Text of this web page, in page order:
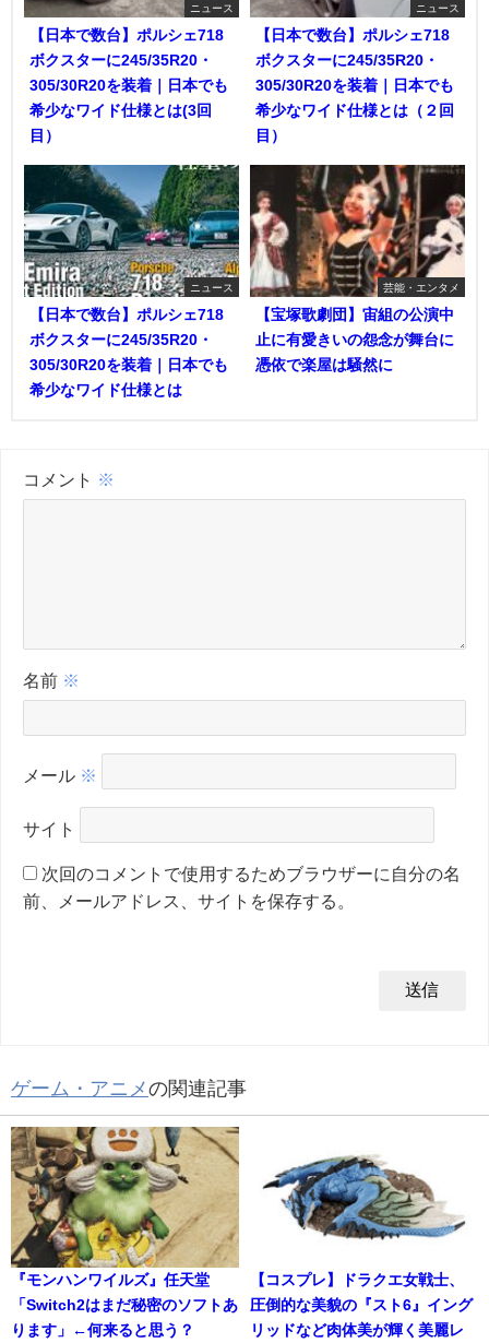
ニュース
【日本で数台】ポルシェ718
ボクスターに245/35R20・
305/30R20を装着｜日本でも
希少なワイド仕様とは(3回
目）
ニュース
【日本で数台】ポルシェ718
ボクスターに245/35R20・
305/30R20を装着｜日本でも
希少なワイド仕様とは（２回
目）
ニュース
【日本で数台】ポルシェ718
ボクスターに245/35R20・
305/30R20を装着｜日本でも
希少なワイド仕様とは
芸能・エンタメ
【宝塚歌劇団】宙組の公演中
止に有愛きいの怨念が舞台に
憑依で楽屋は騒然に
コメント ※
名前 ※
メール ※
サイト
次回のコメントで使用するためブラウザーに自分の名
前、メールアドレス、サイトを保存する。
ゲーム・アニメの関連記事
『モンハンワイルズ』任天堂
「Switch2はまだ秘密のソフトあ
ります」←何来ると思う？
【コスプレ】ドラクエ女戦士、
圧倒的な美貌の『スト6』イング
リッドなど肉体美が輝く美麗レ